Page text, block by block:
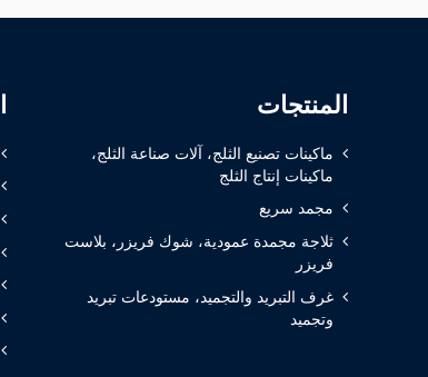
المنتجات
ماكينات تصنيع الثلج، آلات صناعة الثلج،
ماكينات إنتاج الثلج
مجمد سريع
ثلاجة مجمدة عمودية، شوك فريزر، بلاست
فريزر
غرف التبريد والتجميد، مستودعات تبريد
وتجميد